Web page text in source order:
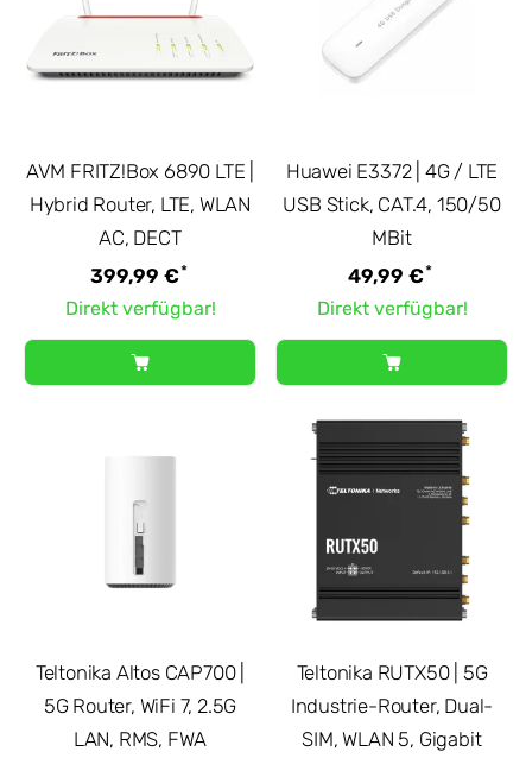
AVM FRITZ!Box 6890 LTE |
Hybrid Router, LTE, WLAN
AC, DECT
399,99 €*
Direkt verfügbar!
Huawei E3372 | 4G / LTE
USB Stick, CAT.4, 150/50
MBit
49,99 €*
Direkt verfügbar!
Teltonika Altos CAP700 |
5G Router, WiFi 7, 2.5G
LAN, RMS, FWA
Teltonika RUTX50 | 5G
Industrie-Router, Dual-
SIM, WLAN 5, Gigabit